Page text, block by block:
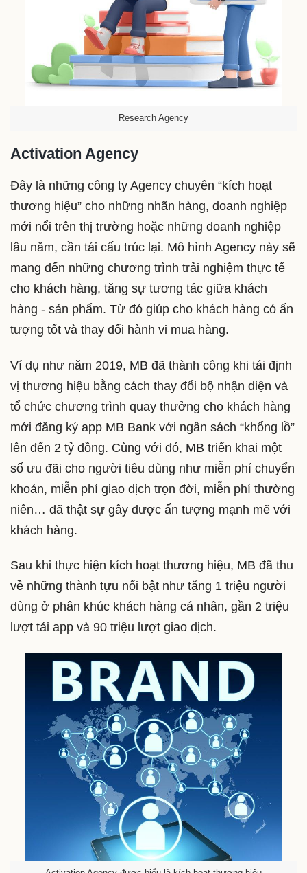
Research Agency
Activation Agency
Đây là những công ty Agency chuyên “kích hoạt
thương hiệu” cho những nhãn hàng, doanh nghiệp
mới nổi trên thị trường hoặc những doanh nghiệp
lâu năm, cần tái cấu trúc lại. Mô hình Agency này sẽ
mang đến những chương trình trải nghiệm thực tế
cho khách hàng, tăng sự tương tác giữa khách
hàng - sản phẩm. Từ đó giúp cho khách hàng có ấn
tượng tốt và thay đổi hành vi mua hàng.
Ví dụ như năm 2019, MB đã thành công khi tái định
vị thương hiệu bằng cách thay đổi bộ nhận diện và
tổ chức chương trình quay thưởng cho khách hàng
mới đăng ký app MB Bank với ngân sách “khổng lồ”
lên đến 2 tỷ đồng. Cùng với đó, MB triển khai một
số ưu đãi cho người tiêu dùng như miễn phí chuyển
khoản, miễn phí giao dịch trọn đời, miễn phí thường
niên… đã thật sự gây được ấn tượng mạnh mẽ với
khách hàng.
Sau khi thực hiện kích hoạt thương hiệu, MB đã thu
về những thành tựu nổi bật như tăng 1 triệu người
dùng ở phân khúc khách hàng cá nhân, gần 2 triệu
lượt tải app và 90 triệu lượt giao dịch.